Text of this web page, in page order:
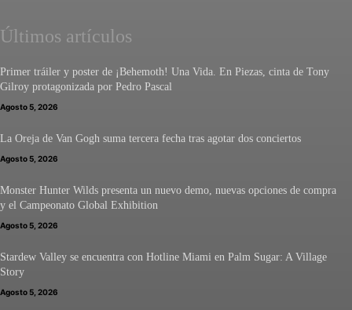
Últimos artículos
Primer tráiler y poster de ¡Behemoth! Una Vida. En Piezas, cinta de Tony
Gilroy protagonizada por Pedro Pascal
Agosto 5, 2026
La Oreja de Van Gogh suma tercera fecha tras agotar dos conciertos
Agosto 5, 2026
Monster Hunter Wilds presenta un nuevo demo, nuevas opciones de compra
y el Campeonato Global Exhibition
Agosto 5, 2026
Stardew Valley se encuentra con Hotline Miami en Palm Sugar: A Village
Story
Agosto 5, 2026